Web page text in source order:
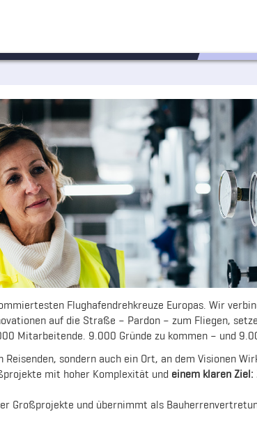
Flughafendrehkreuze Europas. Wir
auf die Straße – Pardon – zum Fliegen,
Mitarbeitende. 9.000 Gründe zu kommen – und
sondern auch ein Ort, an dem Visionen
mit hoher Komplexität und einem klaren
Großprojekte und übernimmt als